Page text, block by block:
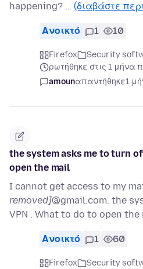
happening? … (διαβάστε
Ανοικτό 1 10
Firefox
Security
ρωτήθηκε στις 1 μήνα
amounαπαντήθηκε1
the system asks me to turn
open the mail
I cannot get access to my
removed]@gmail.com. the
VPN . What to do to open the
Ανοικτό 1 60
Firefox
Security